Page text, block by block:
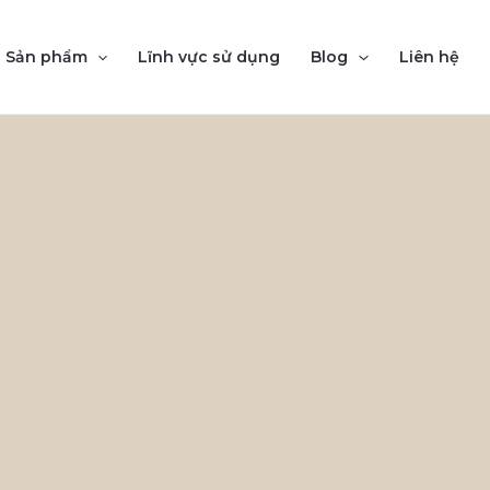
Sản phẩm Lĩnh vực sử dụng Blog Liên hệ